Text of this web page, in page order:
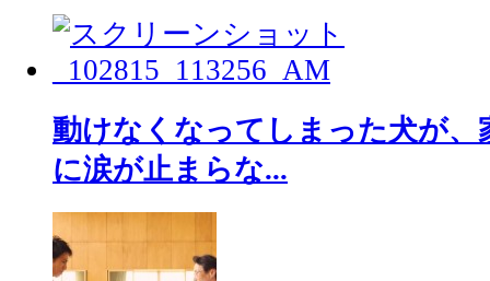
動けなくなってしまった犬が
に涙が止まらな...